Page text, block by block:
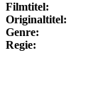
Filmtitel:
Originaltitel:
Genre:
Regie: